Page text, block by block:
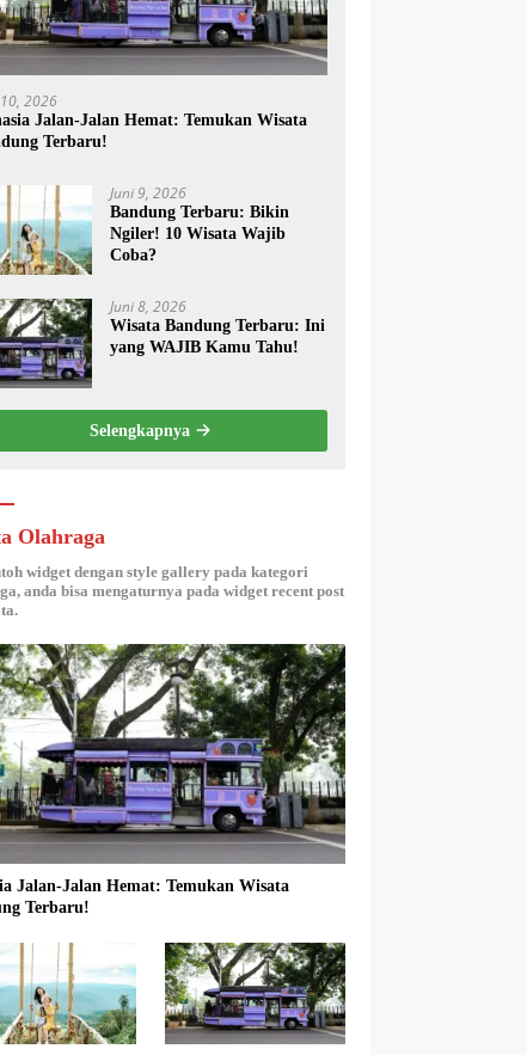
2026
Jalan-Jalan Hemat: Temukan Wisata
Terbaru!
Juni 9, 2026
Bandung Terbaru: Bikin
Ngiler! 10 Wisata Wajib
Coba?
Juni 8, 2026
Wisata Bandung Terbaru: Ini
yang WAJIB Kamu Tahu!
Selengkapnya
Olahraga
widget dengan style gallery pada kategori
anda bisa mengaturnya pada widget recent post
Jalan-Jalan Hemat: Temukan Wisata
Terbaru!